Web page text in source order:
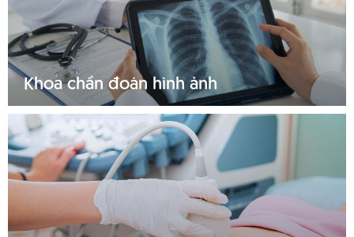
Tìm hiểu thêm
Khoa chẩn đoán hình ảnh
Tìm hiểu thêm